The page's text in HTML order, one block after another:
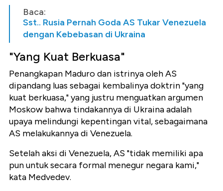
Baca:
Sst.. Rusia Pernah Goda AS Tukar Venezuela
dengan Kebebasan di Ukraina
"Yang Kuat Berkuasa"
Penangkapan Maduro dan istrinya oleh AS
dipandang luas sebagai kembalinya doktrin "yang
kuat berkuasa," yang justru menguatkan argumen
Moskow bahwa tindakannya di Ukraina adalah
upaya melindungi kepentingan vital, sebagaimana
AS melakukannya di Venezuela.
Setelah aksi di Venezuela, AS "tidak memiliki apa
pun untuk secara formal menegur negara kami,"
kata Medvedev.